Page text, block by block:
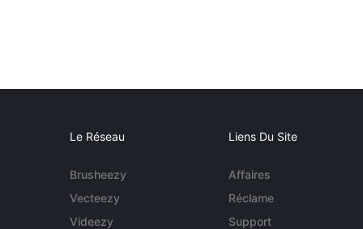
Le Réseau
Brusheezy
Vecteezy
Videezy
Liens Du Site
Affaires
Réclame
Support